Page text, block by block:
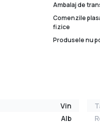
Ambalaj de
Comenzile
fizice
Produsele nu
Vin
Alb